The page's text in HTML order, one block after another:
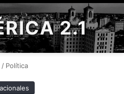
2.1
/ Política